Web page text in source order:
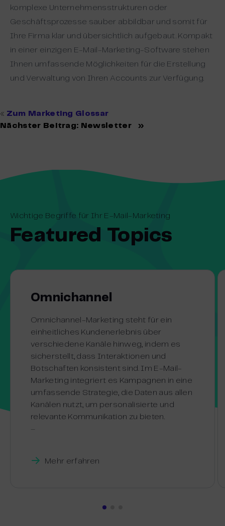
komplexe Unternehmensstrukturen oder
Geschäftsprozesse sauber abbildbar und somit für
Ihre Firma klar und übersichtlich aufgebaut. Kompakt
in einer einzigen E-Mail-Marketing-Software stehen
Ihnen umfassende Möglichkeiten für die Erstellung
und Verwaltung von Ihren Accounts zur Verfügung.
« Zum Marketing Glossar
Nächster Beitrag: Newsletter »
Wichtige Begriffe für Ihr E-Mail-Marketing
Featured Topics
Omnichannel
Omnichannel-Marketing steht für ein
einheitliches Kundenerlebnis über
verschiedene Kanäle hinweg, indem es
sicherstellt, dass Interaktionen und
Botschaften konsistent sind. Im E-Mail-
Marketing integriert es Kampagnen in eine
umfassende Strategie, die Daten aus allen
Kanälen nutzt, um personalisierte und
relevante Kommunikation zu bieten.
–
Mehr erfahren